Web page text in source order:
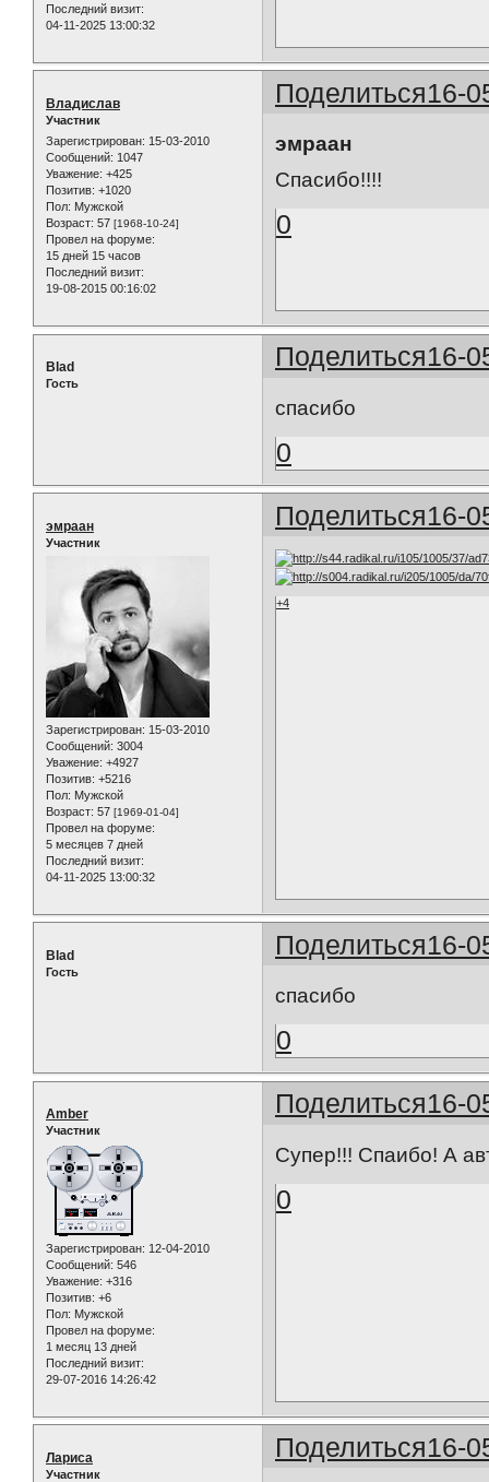
Последний визит:
04-11-2025 13:00:32
Поделиться16-
Владислав
Участник
Зарегистрирован: 15-03-2010
Сообщений: 1047
Уважение: +425
Позитив: +1020
Пол: Мужской
Возраст: 57 [1968-10-24]
Провел на форуме:
15 дней 15 часов
Последний визит:
19-08-2015 00:16:02
эмраан
Спасибо!!!!
0
Поделиться16-
Blad
Гость
спасибо
0
Поделиться16-
эмраан
Участник
Зарегистрирован: 15-03-2010
Сообщений: 3004
Уважение: +4927
Позитив: +5216
Пол: Мужской
Возраст: 57 [1969-01-04]
Провел на форуме:
5 месяцев 7 дней
Последний визит:
04-11-2025 13:00:32
+4
Поделиться16-
Blad
Гость
спасибо
0
Поделиться16-
Amber
Участник
Зарегистрирован: 12-04-2010
Сообщений: 546
Уважение: +316
Позитив: +6
Пол: Мужской
Провел на форуме:
1 месяц 13 дней
Последний визит:
29-07-2016 14:26:42
Супер!!! Спаибо! А
0
Поделиться16-
Лариса
Участник